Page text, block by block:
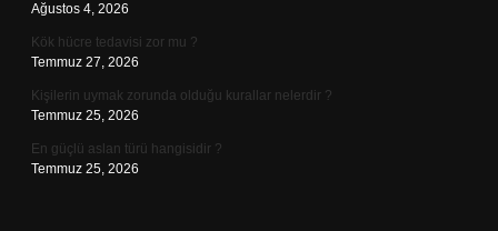
Ağustos 4, 2026
Kök hücre tedavisi zor mu ?
Temmuz 27, 2026
Kişilerin uymak zorunda olduğu kurallar nelerdir ?
Temmuz 25, 2026
En güçlü aslan türü hangisidir ?
Temmuz 25, 2026